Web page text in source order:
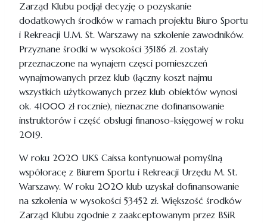
Zarząd Klubu podjął decyzję o pozyskanie
dodatkowych środków w ramach projektu Biuro Sportu
i Rekreacji U.M. St. Warszawy na szkolenie zawodników.
Przyznane środki w wysokości 35186 zł. zostały
przeznaczone na wynajem częsci pomieszczeń
wynajmowanych przez klub (łączny koszt najmu
wszystkich użytkowanych przez klub obiektów wynosi
ok. 41000 zł rocznie), nieznaczne dofinansowanie
instruktorów i część obsługi finanoso-księgowej w roku
2019.
W roku 2020 UKS Caissa kontynuował pomyślną
współoracę z Biurem Sportu i Rekreacji Urzędu M. St.
Warszawy. W roku 2020 klub uzyskał dofinansowanie
na szkolenia w wysokości 53452 zł. Większość środków
Zarząd Klubu zgodnie z zaakceptowanym przez BSiR